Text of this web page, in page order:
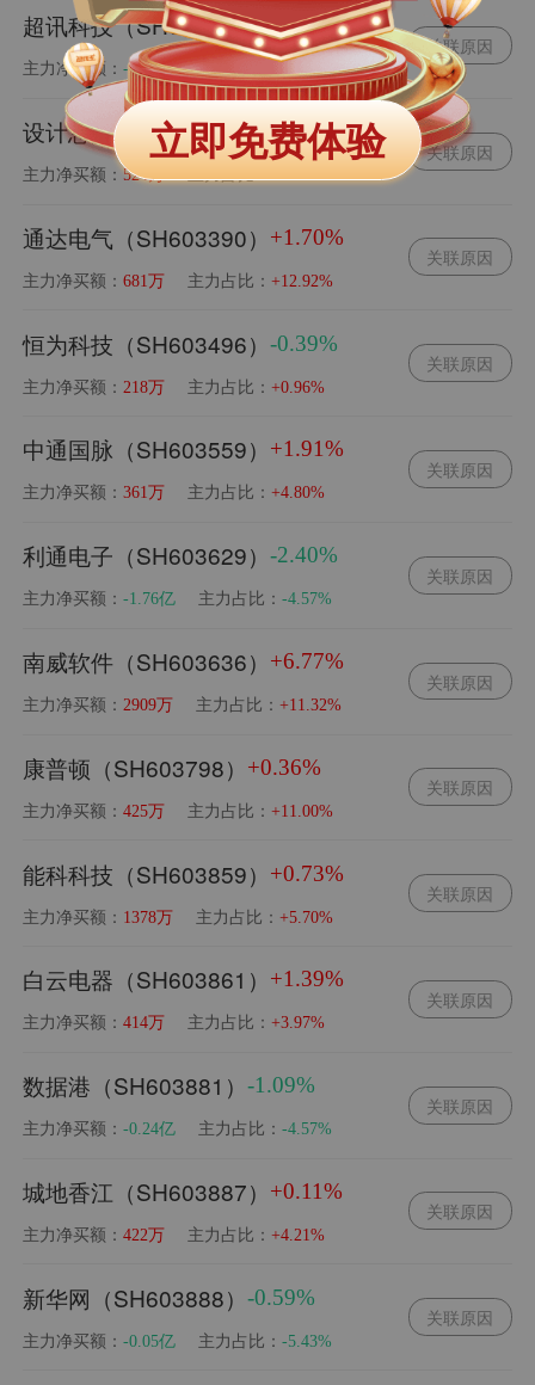
超讯科技（SH603322）-1.36%
主力净买额：-0.02亿 主力占比：-3.46%
关联原因
设计总院（SH603357）+1.50%
主力净买额：524万 主力占比：
关联原因
通达电气（SH603390） +1.70%
主力净买额：681万 主力占比：+12.92%
关联原因
恒为科技（SH603496）-0.39%
主力净买额： 218万 主力占比：+0.96%
关联原因
中通国脉（SH603559） +1.91%
主力净买额：361万 主力占比：+4.80%
关联原因
利通电子（SH603629）-2.40%
主力净买额：-1.76亿 主力占比：-4.57%
关联原因
南威软件（SH603636） +6.77%
主力净买额： 2909万 主力占比：+11.32%
关联原因
康普顿（SH603798） +0.36%
主力净买额：425万 主力占比：+11.00%
关联原因
能科科技（SH603859） +0.73%
主力净买额： 1378万 主力占比：+5.70%
关联原因
白云电器（SH603861） +1.39%
主力净买额：414万 主力占比：+3.97%
关联原因
数据港（SH603881）-1.09%
主力净买额：-0.24亿 主力占比：-4.57%
关联原因
城地香江（SH603887） +0.11%
主力净买额：422万 主力占比：+4.21%
关联原因
新华网（SH603888）-0.59%
主力净买额：-0.05亿 主力占比：-5.43%
关联原因
立即免费体验